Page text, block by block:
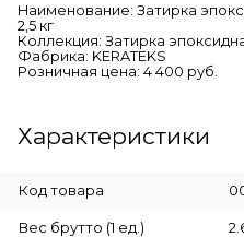
Наименование: Затирка
2,5 кг
Коллекция: Затирка
Фабрика: KERATEKS
Розничная цена: 4 400 руб.
Характеристики
Код товара
Вес брутто (1 ед.)